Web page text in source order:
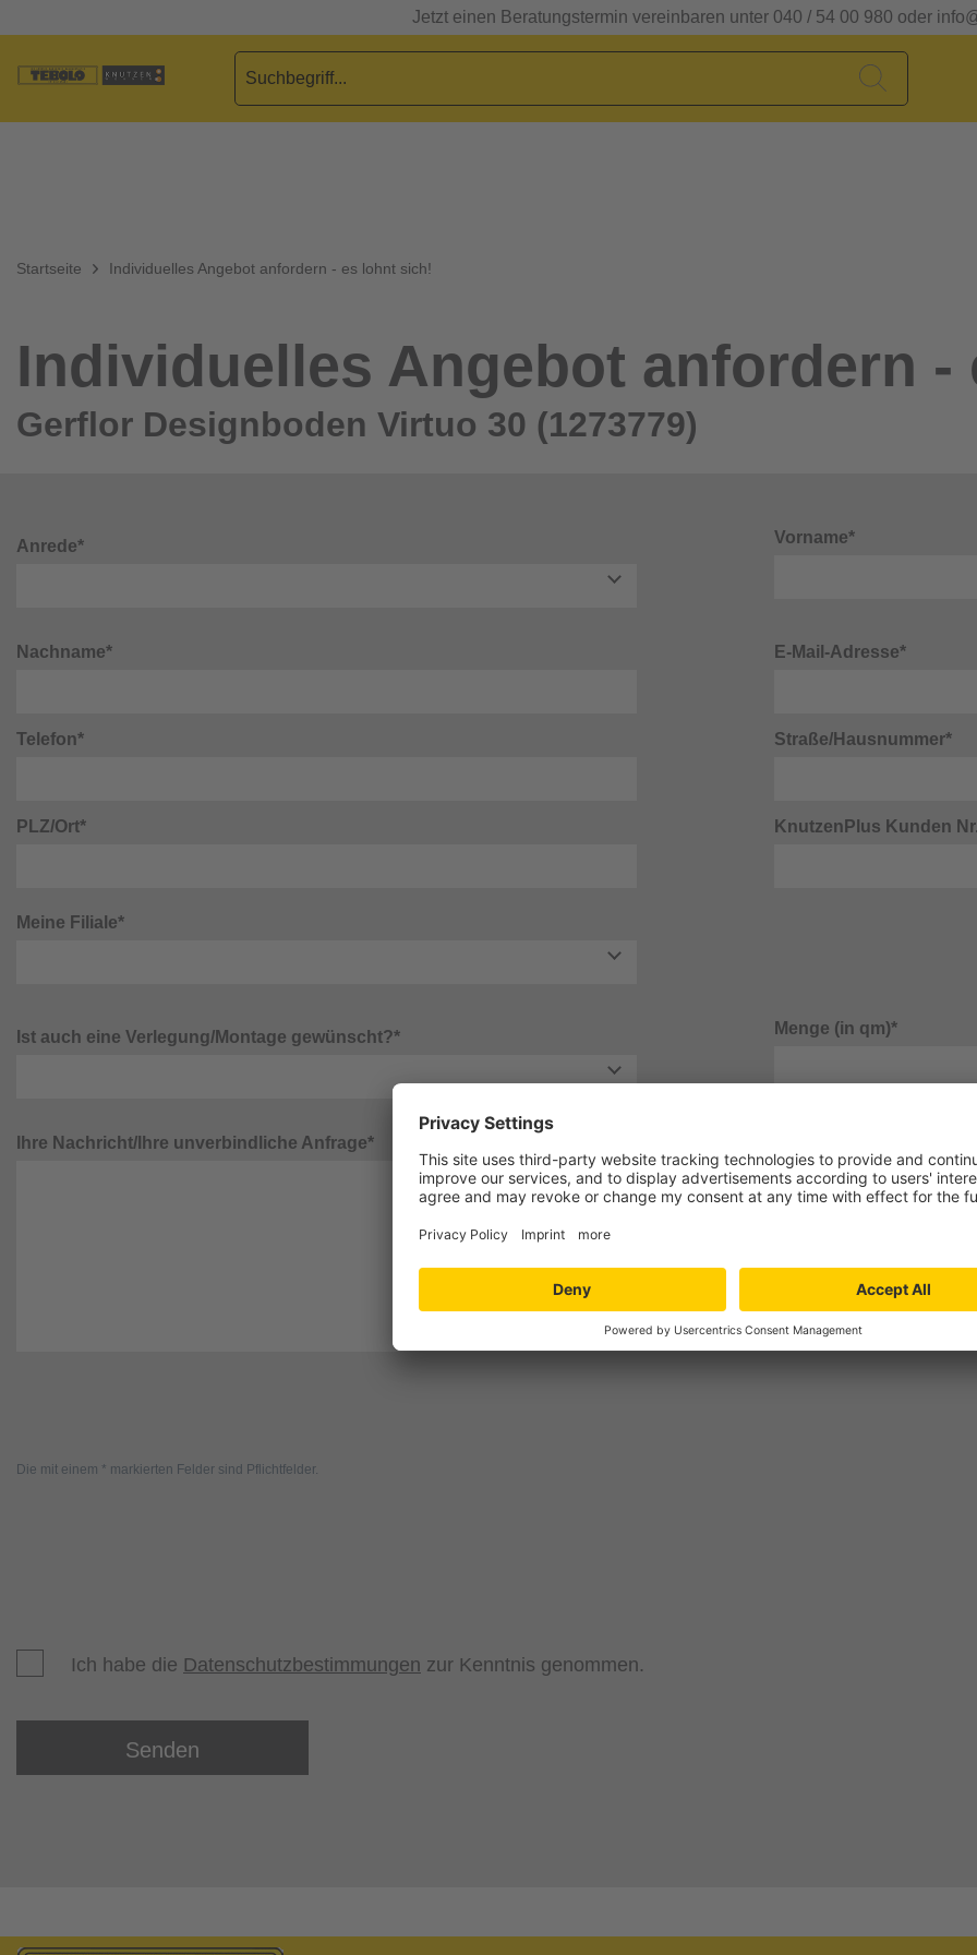
Jetzt einen Beratungstermin vereinbaren unter 040 / 54 00 980 oder
Startseite Individuelles Angebot anfordern - es lohnt sich!
Individuelles Angebot anfordern
Gerflor Designboden Virtuo 30 (1273779)
Anrede* Vorname*
Nachname* E-Mail-Adresse*
Telefon* Straße/Hausnummer*
PLZ/Ort* KnutzenPlus Kunden
Meine Filiale*
Ist auch eine Verlegung/Montage gewünscht?* Menge (in qm)*
Ihre Nachricht/Ihre unverbindliche Anfrage*
Die mit einem * markierten Felder sind Pflichtfelder.
Ich habe die Datenschutzbestimmungen zur Kenntnis genommen.
Senden